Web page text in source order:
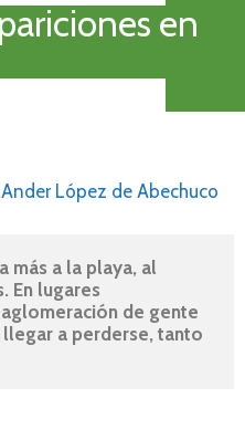
en
López de Abechuco
más a la playa, al
En lugares
de gente
a perderse, tanto